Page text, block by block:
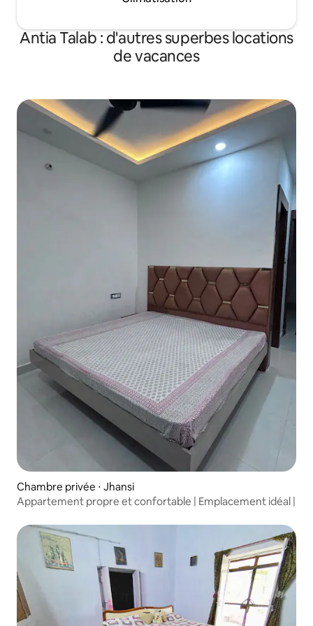
Antia Talab : d'autres superbes locations
de vacances
Chambre privée ⋅ Jhansi
Appartement propre et confortable | Emplacement idéal |